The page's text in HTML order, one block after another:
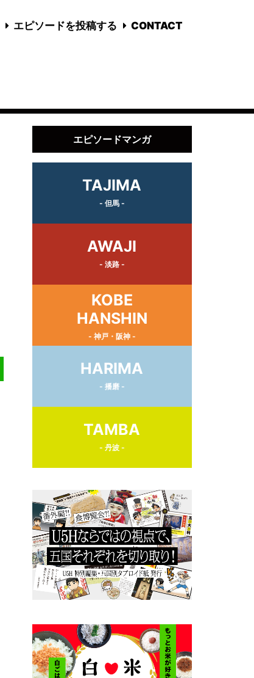
エピソードを投稿する CONTACT
エピソードマンガ
TAJIMA
- 但馬 -
AWAJI
- 淡路 -
KOBE
HANSHIN
- 神戸・阪神 -
HARIMA
- 播磨 -
TAMBA
- 丹波 -